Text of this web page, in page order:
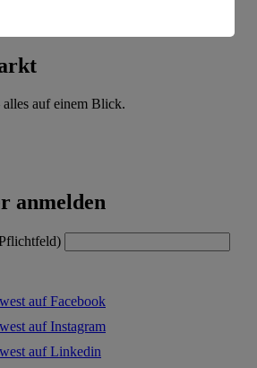
auf einem Blick.
anmelden
auf Facebook
auf Instagram
auf Linkedin
Herausgeber der Seite findest du